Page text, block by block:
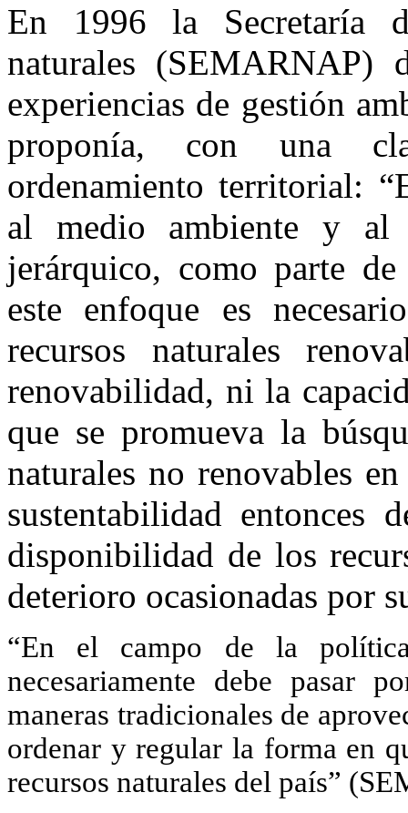
En 1996 la Secretaría
naturales (SEMARNAP)
experiencias de gestión
proponía, con una
ordenamiento territorial:
al medio ambiente y al
jerárquico, como parte
este enfoque es
recursos naturales
renovabilidad, ni la
que se promueva la
naturales no renovables
sustentabilidad entonces
disponibilidad de los
deterioro ocasionadas por
“En el campo de la
necesariamente debe pasar
maneras tradicionales de
ordenar y regular la forma en
recursos naturales del país”